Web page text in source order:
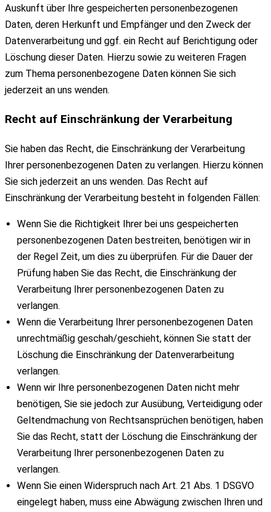
Auskunft über Ihre gespeicherten personenbezogenen
Daten, deren Herkunft und Empfänger und den Zweck der
Datenverarbeitung und ggf. ein Recht auf Berichtigung oder
Löschung dieser Daten. Hierzu sowie zu weiteren Fragen
zum Thema personenbezogene Daten können Sie sich
jederzeit an uns wenden.
Recht auf Einschränkung der Verarbeitung
Sie haben das Recht, die Einschränkung der Verarbeitung
Ihrer personenbezogenen Daten zu verlangen. Hierzu können
Sie sich jederzeit an uns wenden. Das Recht auf
Einschränkung der Verarbeitung besteht in folgenden Fällen:
Wenn Sie die Richtigkeit Ihrer bei uns gespeicherten
personenbezogenen Daten bestreiten, benötigen wir in
der Regel Zeit, um dies zu überprüfen. Für die Dauer der
Prüfung haben Sie das Recht, die Einschränkung der
Verarbeitung Ihrer personenbezogenen Daten zu
verlangen.
Wenn die Verarbeitung Ihrer personenbezogenen Daten
unrechtmäßig geschah/geschieht, können Sie statt der
Löschung die Einschränkung der Datenverarbeitung
verlangen.
Wenn wir Ihre personenbezogenen Daten nicht mehr
benötigen, Sie sie jedoch zur Ausübung, Verteidigung oder
Geltendmachung von Rechtsansprüchen benötigen, haben
Sie das Recht, statt der Löschung die Einschränkung der
Verarbeitung Ihrer personenbezogenen Daten zu
verlangen.
Wenn Sie einen Widerspruch nach Art. 21 Abs. 1 DSGVO
eingelegt haben, muss eine Abwägung zwischen Ihren und